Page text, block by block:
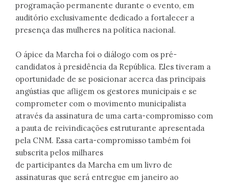
programação permanente durante o evento, em
auditório exclusivamente dedicado a fortalecer a
presença das mulheres na política nacional.
O ápice da Marcha foi o diálogo com os pré-
candidatos à presidência da República. Eles tiveram a
oportunidade de se posicionar acerca das principais
angústias que afligem os gestores municipais e se
comprometer com o movimento municipalista
através da assinatura de uma carta-compromisso com
a pauta de reivindicações estruturante apresentada
pela CNM. Essa carta-compromisso também foi
subscrita pelos milhares
de participantes da Marcha em um livro de
assinaturas que será entregue em janeiro ao